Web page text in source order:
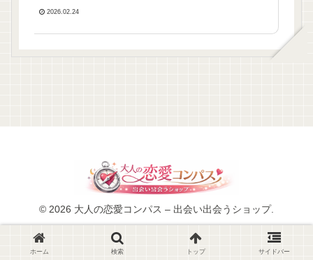
2026.02.24
© 2026 大人の恋愛コンパス – 出会い出会うショップ.
ホーム 検索 トップ サイドバー